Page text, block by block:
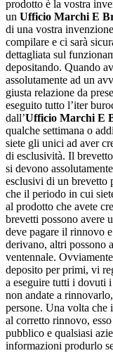
prodotto è la vostra
un Ufficio Marchi E
di una vostra
compilare e ci sarà
dettagliata sul
depositando. Quando
assolutamente ad un
giusta relazione da
eseguito tutto l’iter
dall’Ufficio Marchi E
qualche settimana o
siete gli unici ad aver
di esclusività. Il
si devono
esclusivi di un brevetto
che il periodo in cui
al prodotto che avete
brevetti possono avere
deve pagare il rinnovo
derivano, altri possono
ventennale.
deposito per primi, vi
a eseguire tutti i dovuti i
non andate a
persone. Una volta che
al corretto rinnovo,
pubblico e qualsiasi
informazioni produrlo